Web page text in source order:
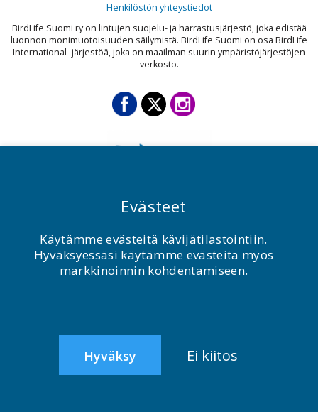
Henkilöstön yhteystiedot
BirdLife Suomi ry on lintujen suojelu- ja harrastusjärjestö, joka edistää
luonnon monimuotoisuuden säilymistä. BirdLife Suomi on osa BirdLife
International -järjestöä, joka on maailman suurin ympäristöjärjestöjen
verkosto.
© BirdLife Suomi ry 2026
Evästeet
Käytämme evästeitä kävijätilastointiin.
Hyväksyessäsi käytämme evästeitä myös
markkinoinnin kohdentamiseen.
Hyväksy Ei kiitos